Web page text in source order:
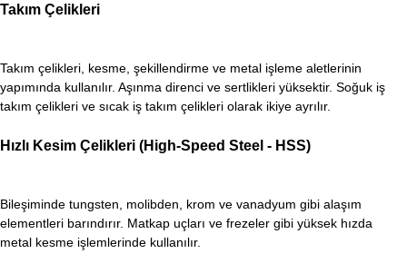
Takım Çelikleri
Takım çelikleri, kesme, şekillendirme ve metal işleme aletlerinin
yapımında kullanılır. Aşınma direnci ve sertlikleri yüksektir. Soğuk iş
takım çelikleri ve sıcak iş takım çelikleri olarak ikiye ayrılır.
Hızlı Kesim Çelikleri (High-Speed Steel - HSS)
Bileşiminde tungsten, molibden, krom ve vanadyum gibi alaşım
elementleri barındırır. Matkap uçları ve frezeler gibi yüksek hızda
metal kesme işlemlerinde kullanılır.